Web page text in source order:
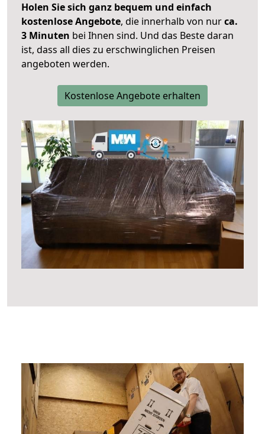
Holen Sie sich ganz bequem und einfach
kostenlose Angebote, die innerhalb von nurca.
3 Minuten bei Ihnen sind. Und das Beste daran
ist, dass all dies zu erschwinglichen Preisen
angeboten werden.
Kostenlose Angebote erhalten